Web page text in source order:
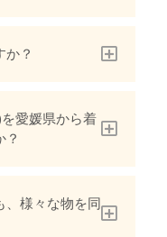
か？
愛媛県から着
？
、様々な物を同